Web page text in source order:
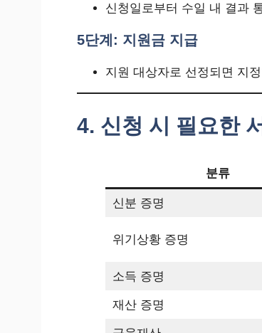
신청일로부터 수일 내 결과
5단계: 지원금 지급
지원 대상자로 선정되면 지
4. 신청 시 필요한
분류
신분 증명
위기상황 증명
소득 증명
재산 증명